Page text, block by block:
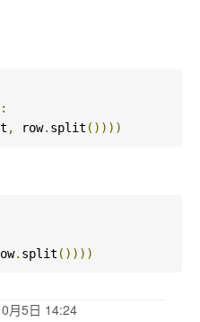
:
, row. split ())))
. split ())))
月5日 14:24